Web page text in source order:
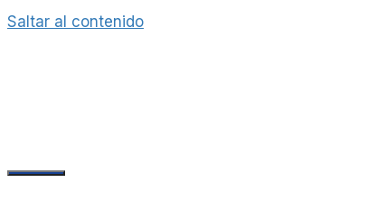
Saltar al contenido